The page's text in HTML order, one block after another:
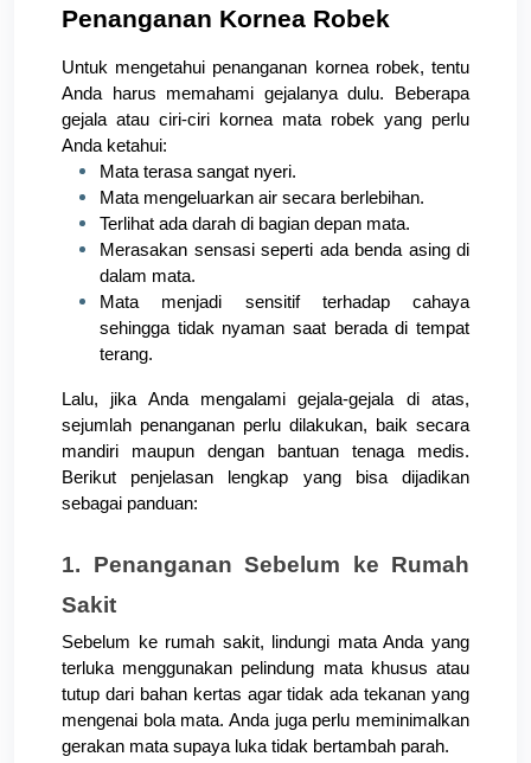
Penanganan Kornea Robek
Untuk mengetahui penanganan kornea robek, tentu
Anda harus memahami gejalanya dulu. Beberapa
gejala atau ciri-ciri kornea mata robek yang perlu
Anda ketahui:
Mata terasa sangat nyeri.
Mata mengeluarkan air secara berlebihan.
Terlihat ada darah di bagian depan mata.
Merasakan sensasi seperti ada benda asing di
dalam mata.
Mata menjadi sensitif terhadap cahaya
sehingga tidak nyaman saat berada di tempat
terang.
Lalu, jika Anda mengalami gejala-gejala di atas,
sejumlah penanganan perlu dilakukan, baik secara
mandiri maupun dengan bantuan tenaga medis.
Berikut penjelasan lengkap yang bisa dijadikan
sebagai panduan:
1. Penanganan Sebelum ke Rumah
Sakit
Sebelum ke rumah sakit, lindungi mata Anda yang
terluka menggunakan pelindung mata khusus atau
tutup dari bahan kertas agar tidak ada tekanan yang
mengenai bola mata. Anda juga perlu meminimalkan
gerakan mata supaya luka tidak bertambah parah.